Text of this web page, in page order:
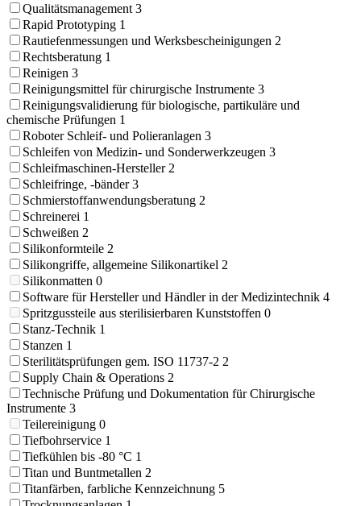
Qualitätsmanagement 3
Rapid Prototyping 1
Rautiefenmessungen und Werksbescheinigungen 2
Rechtsberatung 1
Reinigen 3
Reinigungsmittel für chirurgische Instrumente 3
Reinigungsvalidierung für biologische, partikuläre und
chemische Prüfungen 1
Roboter Schleif- und Polieranlagen 3
Schleifen von Medizin- und Sonderwerkzeugen 3
Schleifmaschinen-Hersteller 2
Schleifringe, -bänder3
Schmierstoffanwendungsberatung 2
Schreinerei 1
Schweißen 2
Silikonformteile 2
Silikongriffe, allgemeine Silikonartikel 2
Silikonmatten 0
Software für Hersteller und Händler in der Medizintechnik 4
Spritzgussteile aus sterilisierbaren Kunststoffen 0
Stanz-Technik 1
Stanzen 1
Sterilitätsprüfungen gem. ISO 11737-2 2
Supply Chain & Operations 2
Technische Prüfung und Dokumentation für Chirurgische
Instrumente 3
Teilereinigung 0
Tiefbohrservice 1
Tiefkühlen bis -80 °C 1
Titan und Buntmetallen 2
Titanfärben, farbliche Kennzeichnung 5